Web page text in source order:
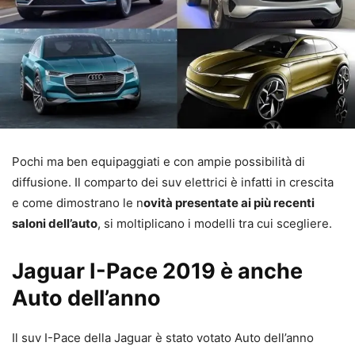
Pochi ma ben equipaggiati e con ampie possibilità di
diffusione. Il comparto dei suv elettrici è infatti in crescita
e come dimostrano le novità presentate ai più recenti
saloni dell’auto, si moltiplicano i modelli tra cui scegliere.
Jaguar I-Pace 2019 è anche
Auto dell’anno
Il suv I-Pace della Jaguar è stato votato Auto dell’anno